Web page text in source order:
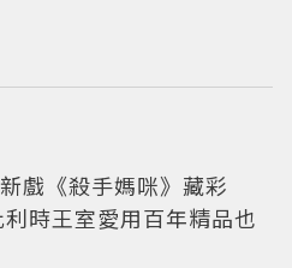
戲《殺手媽咪》藏彩
時王室愛用百年精品也